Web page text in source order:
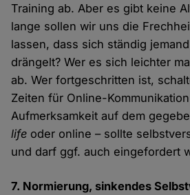
Training ab. Aber es gibt keine
lange sollen wir uns die
lassen, dass sich ständig
drängelt? Wer es sich leichter
ab. Wer fortgeschritten ist,
Zeiten für Online-
Aufmerksamkeit auf dem
life oder online – sollte
und darf ggf. auch eingefordert
7. Normierung, sinkendes